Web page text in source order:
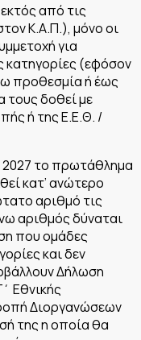
από τις
Κ.Α.Π.), μόνο οι
για
κατηγορίες (εφόσον
προθεσμία ή έως
τους δοθεί με
ή της Ε.Ε.Θ. /
2027 το πρωτάθλημα
κατ’ ανώτερο
αριθμό τις
αριθμός δύναται
που ομάδες
και δεν
Δήλωση
Εθνικής
Διοργανώσεων
της η οποία θα